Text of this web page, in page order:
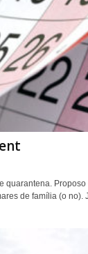
quarantena.
de família (o no).